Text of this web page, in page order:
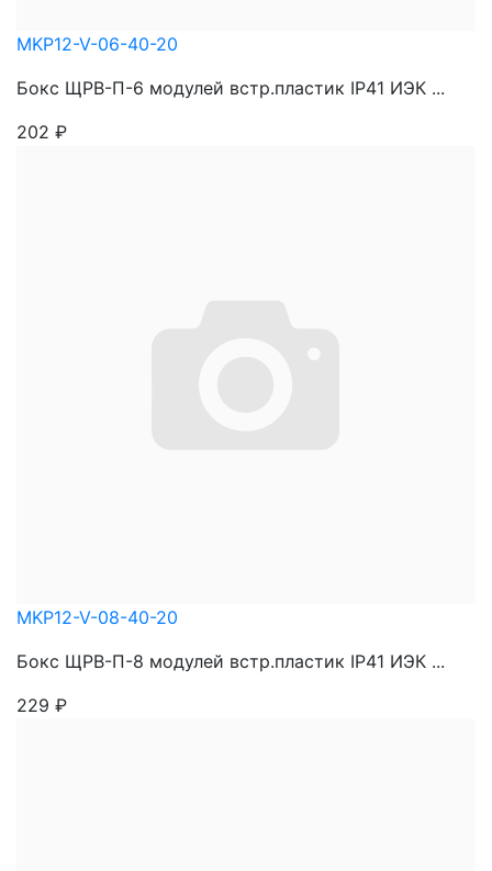
MKP12-V-06-40-20
Бокс ЩРВ-П-6 модулей встр.пластик IP41 ИЭК ...
202 ₽
MKP12-V-08-40-20
Бокс ЩРВ-П-8 модулей встр.пластик IP41 ИЭК ...
229 ₽